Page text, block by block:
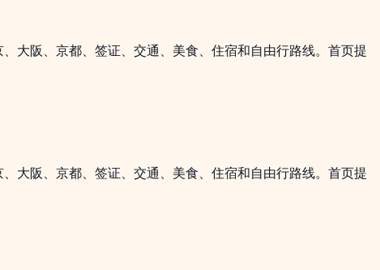
大阪、京都、签证、交通、美食、住宿和自由行路线。首页提
大阪、京都、签证、交通、美食、住宿和自由行路线。首页提